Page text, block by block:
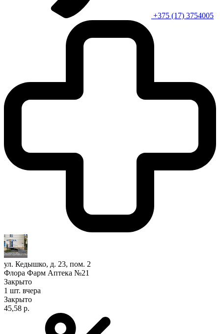
+375 (17) 3754005
ул. Кедышко, д. 23, пом. 2
Флора Фарм Аптека №21
Закрыто
1 шт. вчера
Закрыто
45,58 р.